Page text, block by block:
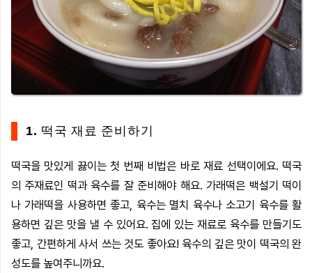
1. 떡국 재료 준비하기
떡국을 맛있게 끓이는 첫 번째 비법은 바로 재료 선택이에요. 떡국
의 주재료인 떡과 육수를 잘 준비해야 해요. 가래떡은 백설기 떡이
나 가래떡을 사용하면 좋고, 육수는 멸치 육수나 소고기 육수를 활
용하면 깊은 맛을 낼 수 있어요. 집에 있는 재료로 육수를 만들기도
좋고, 간편하게 사서 쓰는 것도 좋아요! 육수의 깊은 맛이 떡국의 완
성도를 높여주니까요.